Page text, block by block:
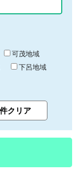
可茂地域
下呂地域